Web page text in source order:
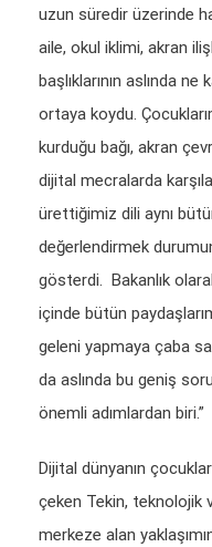
uzun süredir üzerinde
aile, okul iklimi, akran
başlıklarının aslında
ortaya koydu.
kurduğu bağı, akran
dijital mecralarda
ürettiğimiz dili aynı
değerlendirmek
gösterdi. Bakanlık
içinde bütün
geleni yapmaya çaba
da aslında bu geniş
önemli adımlardan biri.”
Dijital dünyanın
çeken Tekin, teknolojik
merkeze alan